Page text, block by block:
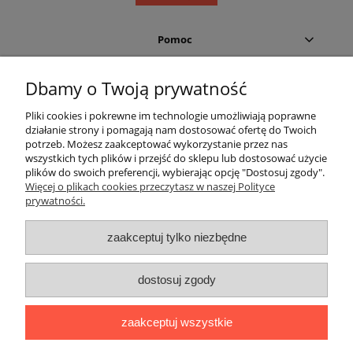
Pomoc
Płatności i dostawa
Informacje
O nas
Helium Leader
Sklep internetowy Helium Leader | ul. Świętokrzyska 24, 42-350
Koziegłowy |info@helium-leader.pl|536 436 436| NIP:
Dbamy o Twoją prywatność
Pliki cookies i pokrewne im technologie umożliwiają poprawne
działanie strony i pomagają nam dostosować ofertę do Twoich
potrzeb. Możesz zaakceptować wykorzystanie przez nas
wszystkich tych plików i przejść do sklepu lub dostosować użycie
plików do swoich preferencji, wybierając opcję "Dostosuj zgody".
Więcej o plikach cookies przeczytasz w naszej Polityce
prywatności.
zaakceptuj tylko niezbędne
dostosuj zgody
zaakceptuj wszystkie